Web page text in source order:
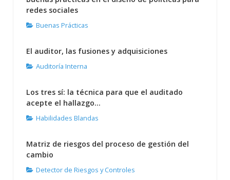
redes sociales
Buenas Prácticas
El auditor, las fusiones y adquisiciones
Auditoría Interna
Los tres sí: la técnica para que el auditado
acepte el hallazgo...
Habilidades Blandas
Matriz de riesgos del proceso de gestión del
cambio
Detector de Riesgos y Controles